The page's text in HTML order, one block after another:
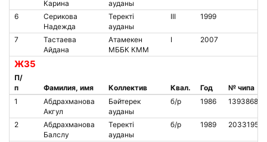
Карина
ауданы
6
Серикова
Надежда
Теректі
ауданы
III 1999
7
Тастаева
Айдана
Атамекен
МББК КММ
I 2007
Ж35
П/
п
Фамилия, имя Коллектив Квал. Год
№ чипа
1
Абдрахманова
Акгул
Бәйтерек
ауданы
б/р 1986 1393868
2
Абдрахманова
Балслу
Теректі
ауданы
б/р 1989 2033195